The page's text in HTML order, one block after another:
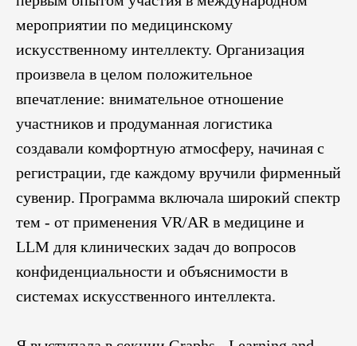
мероприятии по медицинскому
искусственному интеллекту. Организация
произвела в целом положительное
впечатление: внимательное отношение
участников и продуманная логистика
создавали комфортную атмосферу, начиная с
регистрации, где каждому вручили фирменный
сувенир. Программа включала широкий спектр
тем - от применения VR/AR в медицине и
LLM для клинических задач до вопросов
конфиденциальности и объяснимости в
системах искусственного интеллекта.